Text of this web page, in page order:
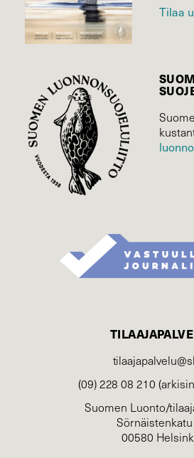
Tilaa
(09) 228 08 210
Suomen Luonto/
Sörnäistenkatu
00580